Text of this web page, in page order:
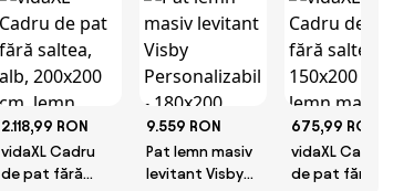
2.118,99 RON
vidaXL Cadru
de pat fără
9.559 RON
Pat lemn masiv
levitant Visby
675,99 RON
vidaXL Cadru
de pat fără